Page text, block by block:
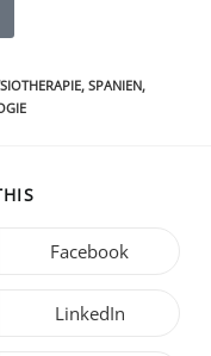
, SPANIEN,
Facebook
LinkedIn